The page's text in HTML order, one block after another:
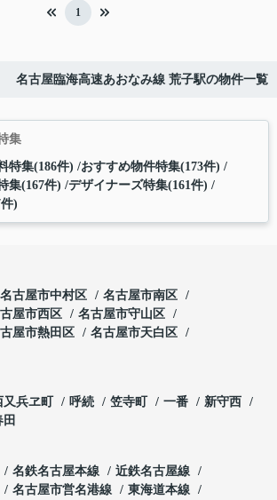
1
名古屋臨海高速あおなみ線 荒子駅の物件一覧
集
特集(186件) おすすめ物件特集(173件)
集(167件) デザイナーズ特集(161件)
)
名古屋市中村区
名古屋市南区
屋市西区
名古屋市守山区
屋市熱田区
名古屋市天白区
又兵ヱ町 呼続 笠寺町 一番
新守西
田
名鉄名古屋本線
近鉄名古屋線
名古屋市営名港線
東海道本線